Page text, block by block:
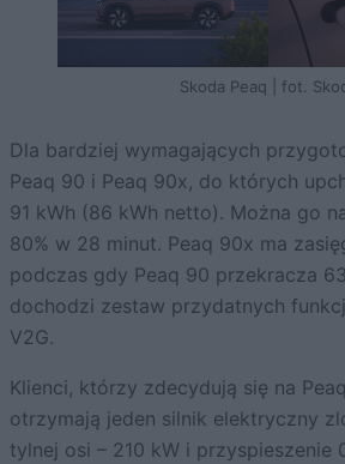
Skoda Peaq | fot.
Dla bardziej wymagających
Peaq 90 i Peaq 90x, do których
91 kWh (86 kWh netto). Można go
80% w 28 minut. Peaq 90x ma
podczas gdy Peaq 90 przekracza
dochodzi zestaw przydatnych
V2G.
Klienci, którzy zdecydują się na
otrzymają jeden silnik elektryczny
tylnej osi – 210 kW i przyspieszenie